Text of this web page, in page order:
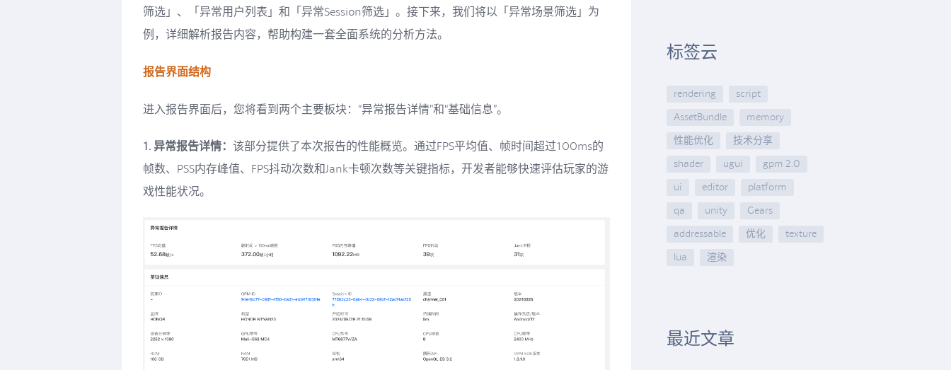
筛选」、「异常用户列表」和「异常Session筛选」。接下来，我们将以「异常场景筛选」为
例，详细解析报告内容，帮助构建一套全面系统的分析方法。
报告界面结构
进入报告界面后，您将看到两个主要板块：“异常报告详情”和“基础信息”。
1. 异常报告详情： 该部分提供了本次报告的性能概览。通过FPS平均值、帧时间超过100ms的
帧数、PSS内存峰值、FPS抖动次数和Jank卡顿次数等关键指标，开发者能够快速评估玩家的游
戏性能状况。
标签云
rendering
script
AssetBundle
memory
性能优化
技术分享
shader
ugui
gpm 2.0
ui
editor
platform
qa
unity
Gears
addressable
优化
texture
lua
渲染
最近文章